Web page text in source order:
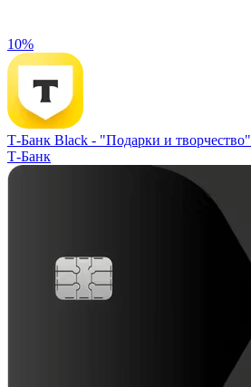
10%
Т-Банк Black - "Подарки и творчество"
Т-Банк